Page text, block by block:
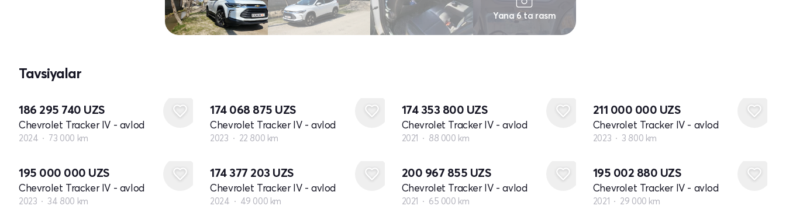
Yana 6 ta rasm
Tavsiyalar
186 295 740 UZS
Chevrolet Tracker IV - avlod
2024 73 000 km
174 068 875 UZS
Chevrolet Tracker IV - avlod
2023 22 800 km
174 353 800 UZS
Chevrolet Tracker IV - avlod
2021 88 000 km
211 000 000 UZS
Chevrolet Tracker IV - avlod
2023 3 800 km
195 000 000 UZS
Chevrolet Tracker IV - avlod
2023 34 800 km
174 377 203 UZS
Chevrolet Tracker IV - avlod
2024 49 000 km
200 967 855 UZS
Chevrolet Tracker IV - avlod
2021 65 000 km
195 002 880 UZS
Chevrolet Tracker IV - avlod
2021 29 000 km